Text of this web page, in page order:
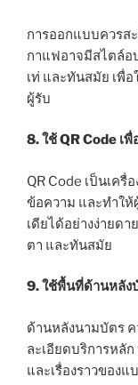
การออกแบบควรส
กาแฟอาจมีสไตล์อ
เท่ และทันสมัย เพื่
ผู้รับ
8. ใช้ QR Code เ
QR Code เป็นเค
ข้อความ และทำให้
เดียได้อย่างง่ายด
ตา และทันสมัย
9. ใช้พื้นที่ด้านหลัง
ด้านหลังนามบัตร ค
ละเอียดบริการหลั
และเรื่องราวของ